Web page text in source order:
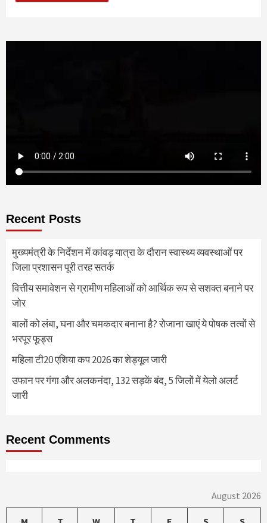
Recent Posts
मुख्यमंत्री के निर्देशन में कांवड़ यात्रा के दौरान स्वास्थ्य व्यवस्थाओं पर
जिला प्रशासन पूरी तरह सतर्क
वित्तीय समावेशन से ग्रामीण महिलाओं को आर्थिक रूप से सशक्त बनाने पर
जोर
बालों को लंबा, घना और चमकदार बनाना है? रोजाना खाएं ये पोषक तत्वों से
भरपूर फूड्स
महिला टी20 एशिया कप 2026 का शेड्यूल जारी
उफान पर गंगा और अलकनंदा, 132 सड़कें बंद, 5 जिलों में येलो अलर्ट
जारी
Recent Comments
August 2026